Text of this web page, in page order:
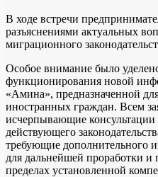
В ходе встречи
разъяснениями актуальных
миграционного
Особое внимание было
функционирования новой
«Амина», предназначенной
иностранных граждан. Всем
исчерпывающие консультации
действующего
требующие дополнительного
для дальнейшей проработки и
пределах установленной